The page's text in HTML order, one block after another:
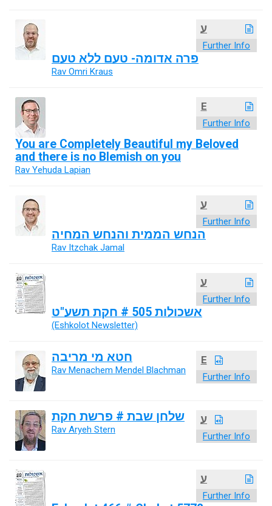
ע
Further Info
פרה אדומה- טעם ללא טעם
Rav Omri Kraus
E
Further Info
You are Completely Beautiful my Beloved
and there is no Blemish on you
Rav Yehuda Lapian
ע
Further Info
הנחש הממית והנחש המחיה
Rav Itzchak Jamal
ע
Further Info
אשכולות 505 # חקת תשע"ט
(Eshkolot Newsletter)
E
Further Info
חטא מי מריבה
Rav Menachem Mendel Blachman
ע
Further Info
שלחן שבת # פרשת חקת
Rav Aryeh Stern
ע
Further Info